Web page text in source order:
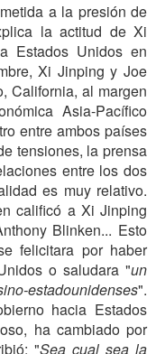
a la presión de
la actitud de Xi
Estados Unidos en
Xi Jinping y Joe
California, al margen
Asia-Pacífico
entre ambos países
tensiones, la prensa
entre los dos
es muy relativo.
calificó a Xi Jinping
Blinken... Esto
felicitara por haber
o saludara "un
estadounidenses".
hacia Estados
ha cambiado por
"Sea cual sea la